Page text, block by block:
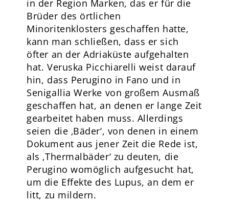
in der Region Marken, das er für die
Brüder des örtlichen
Minoritenklosters geschaffen hatte,
kann man schließen, dass er sich
öfter an der Adriaküste aufgehalten
hat. Veruska Picchiarelli weist darauf
hin, dass Perugino in Fano und in
Senigallia Werke von großem Ausmaß
geschaffen hat, an denen er lange Zeit
gearbeitet haben muss. Allerdings
seien die ‚Bäder‘, von denen in einem
Dokument aus jener Zeit die Rede ist,
als ‚Thermalbäder‘ zu deuten, die
Perugino womöglich aufgesucht hat,
um die Effekte des Lupus, an dem er
litt, zu mildern.